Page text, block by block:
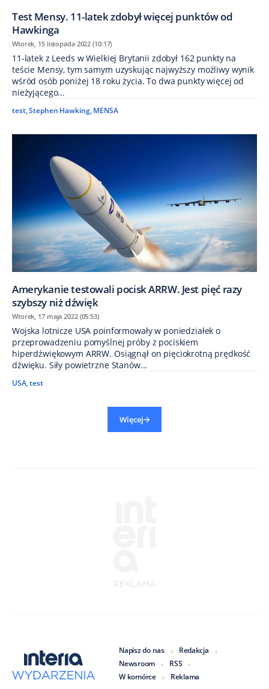
Test Mensy. 11-latek zdobył więcej punktów od
Hawkinga
Wtorek, 15 listopada 2022 (10:17)
11-latek z Leeds w Wielkiej Brytanii zdobył 162 punkty na
teście Mensy, tym samym uzyskując najwyższy możliwy wynik
wśród osób poniżej 18 roku życia. To dwa punkty więcej od
nieżyjącego...
test,Stephen Hawking, MENSA
Amerykanie testowali pocisk ARRW. Jest pięć razy
szybszy niż dźwięk
Wtorek, 17 maja 2022 (05:53)
Wojska lotnicze USA poinformowały w poniedziałek o
przeprowadzeniu pomyślnej próby z pociskiem
hiperdźwiękowym ARRW. Osiągnął on pięciokrotną prędkość
dźwięku. Siły powietrzne Stanów...
USA,test
Więcej
Napisz do nas
Redakcja
Newsroom
RSS
W komórce
Reklama